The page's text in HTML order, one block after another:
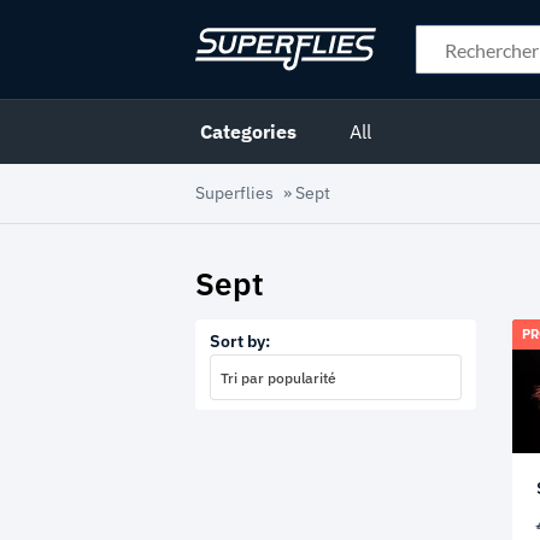
Categories All
Superflies »Sept
Sept
Sort by:
Tri par popularité